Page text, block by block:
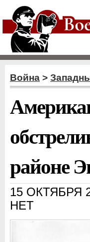
Война >
районе
15 ОКТЯБРЯ
НЕТ